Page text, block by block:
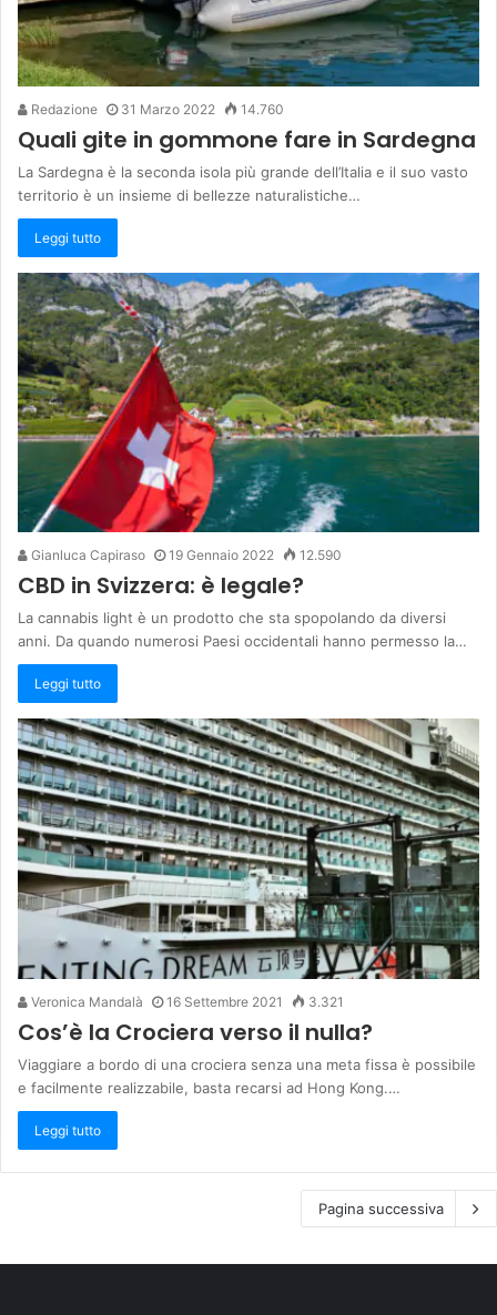
Redazione 31 Marzo 2022 14.760
Quali gite in gommone fare in Sardegna
La Sardegna è la seconda isola più grande dell’Italia e il suo vasto
territorio è un insieme di bellezze naturalistiche…
Leggi tutto
Gianluca Capiraso 19 Gennaio 2022 12.590
CBD in Svizzera: è legale?
La cannabis light è un prodotto che sta spopolando da diversi
anni. Da quando numerosi Paesi occidentali hanno permesso la…
Leggi tutto
Veronica Mandalà 16 Settembre 2021 3.321
Cos’è la Crociera verso il nulla?
Viaggiare a bordo di una crociera senza una meta fissa è possibile
e facilmente realizzabile, basta recarsi ad Hong Kong.…
Leggi tutto
Pagina successiva